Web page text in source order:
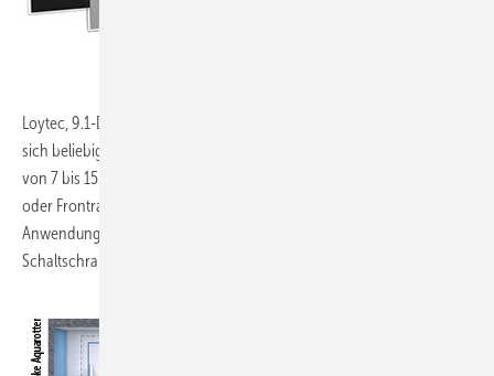
Loytec, 9.1-D56:
sich beliebige Datenpunkte darstellen und steuern. Es ist in Größen
von 7 bis 15“ mit rahmenloser Glasfront mit kapazitiver Oberfläche
oder Frontrahmen aus eloxiertem Aluminium erhältlich. Die
Anwendungsgebiete reichen von der Visualisierung auf
Schaltschrankebene bis zur Raumbedienung.